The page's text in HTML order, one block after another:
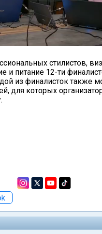
стилистов,
и питание 12-ти
из финалисток также
для которых